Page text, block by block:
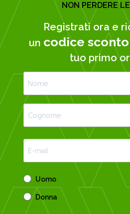
NON PERDERE
Registrati ora e
un codice sconto
tuo primo
Uomo
Donna